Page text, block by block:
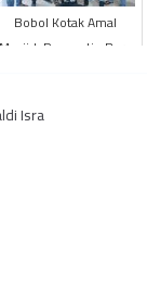
Bobol Kotak Amal
Masjid, Pengantin Baru
Isra